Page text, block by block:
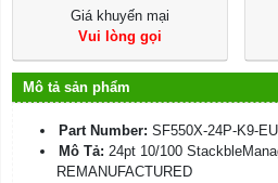
Giá khuyến mại
Vui lòng gọi
Mô tả sản phẩm
Part Number: SF550X-24P-K9-EU
Mô Tả: 24pt 10/100
REMANUFACTURED